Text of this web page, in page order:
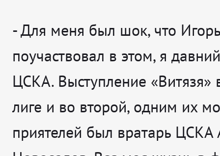
-Для меня был шок, что
поучаствовал в этом, я
ЦСКА. Выступление «Витязя»
лиге и во второй, одним их
приятелей был вратарь ЦСКА